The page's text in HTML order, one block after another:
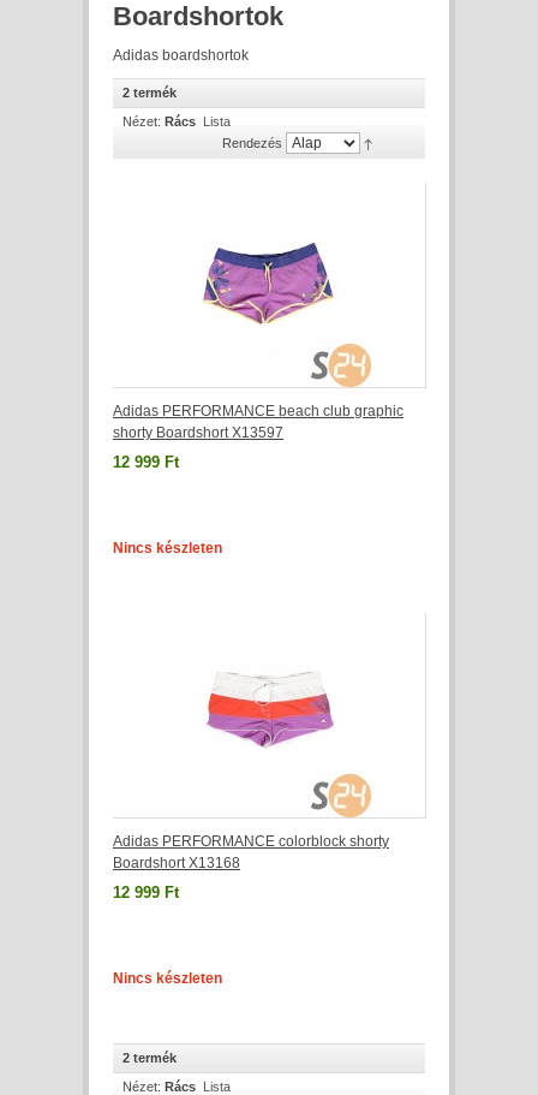
Boardshortok
Adidas boardshortok
2 termék
Nézet: Rács Lista
Rendezés
Adidas PERFORMANCE beach club graphic
shorty Boardshort X13597
12 999 Ft
Nincs készleten
Adidas PERFORMANCE colorblock shorty
Boardshort X13168
12 999 Ft
Nincs készleten
2 termék
Nézet: Rács Lista